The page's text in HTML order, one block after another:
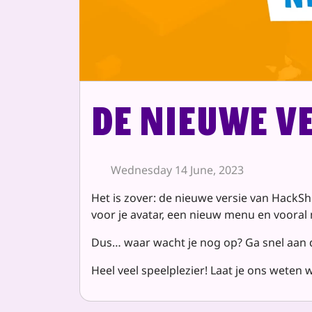
De nieuwe
Wednesday 14 June, 2023
Het is zover: de nieuwe versie van
voor je avatar, een nieuw menu en
Dus… waar wacht je nog op? Ga snel
Heel veel speelplezier! Laat je ons weten